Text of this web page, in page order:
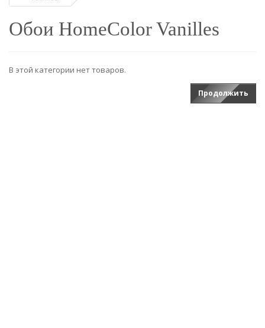
Обои HomeColor Vanilles
В этой категории нет товаров.
Продолжить